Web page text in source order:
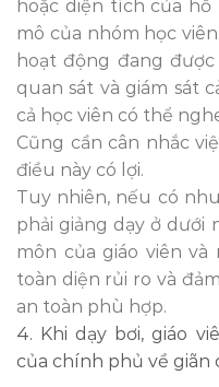
hoặc diện tích của
mô của nhóm học
hoạt động đang
quan sát và giám sát
cả học viên có thể
Cũng cần cân nhắc
điều này có lợi.
Tuy nhiên, nếu có
phải giảng dạy ở dưới
môn của giáo viên
toàn diện rủi ro và
an toàn phù hợp.
4. Khi dạy bơi, giáo
của chính phủ về giãn